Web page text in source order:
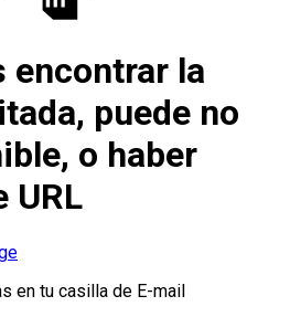
encontrar la
puede no
o haber
URL
en tu casilla de E-mail